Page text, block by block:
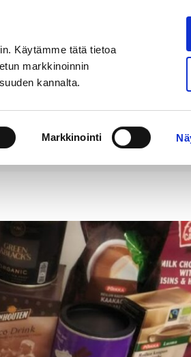
Käytämme tätä tietoa
markkinoinnin
kannalta.
Markkinointi